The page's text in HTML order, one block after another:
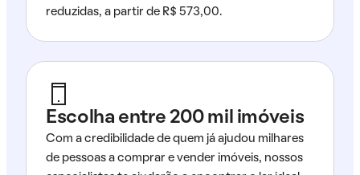
reduzidas, a partir de R$ 573,00.
Escolha entre 200 mil imóveis
Com a credibilidade de quem já ajudou milhares
de pessoas a comprar e vender imóveis, nossos